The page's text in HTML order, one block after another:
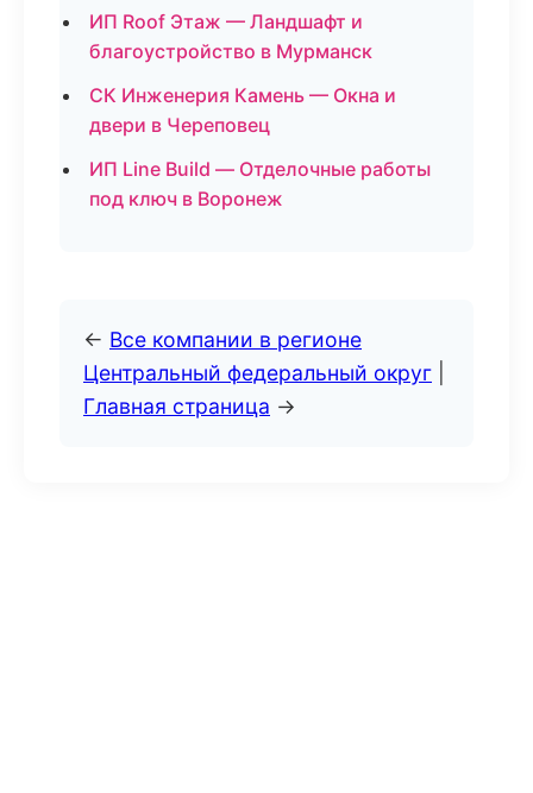
ИП Roof Этаж — Ландшафт и
благоустройство в Мурманск
СК Инженерия Камень — Окна и
двери в Череповец
ИП Line Build — Отделочные работы
под ключ в Воронеж
← Все компании в регионе
Центральный федеральный округ
Главная страница →